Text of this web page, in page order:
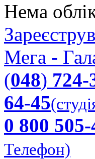
Нема
Мега -
(048) 724-
64-45
0 800 505-
Телефон)